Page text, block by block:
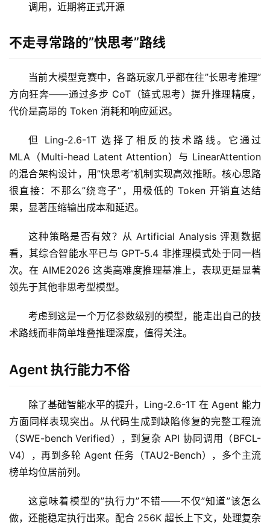
A
I
开
应
用
行
调用，近期将正式开源
不走寻常路的”快思考”路线
当前大模型竞赛中，各路玩家几乎都在往”长思考推理”
方向狂奔——通过多步 CoT（链式思考）提升推理精度，
代价是高昂的 Token 消耗和响应延迟。
但 Ling-2.6-1T 选择了相反的技术路线。它通过
MLA（Multi-head Latent Attention）与 LinearAttention
的混合架构设计，用”快思考”机制实现高效推断。核心思路
很直接：不那么”绕弯子”，用极低的 Token 开销直达结
果，显著压缩输出成本和延迟。
这种策略是否有效？从 Artificial Analysis 评测数据
看，其综合智能水平已与 GPT-5.4 非推理模式处于同一档
次。在 AIME2026 这类高难度推理基准上，表现更是显著
领先于其他非思考型模型。
考虑到这是一个万亿参数级别的模型，能走出自己的技
术路线而非简单堆叠推理深度，值得关注。
Agent 执行能力不俗
除了基础智能水平的提升，Ling-2.6-1T 在 Agent 能力
方面同样表现突出。从代码生成到缺陷修复的完整工程流
（SWE-bench Verified），到复杂 API 协同调用（BFCL-
V4），再到多轮 Agent 任务（TAU2-Bench），多个主流
榜单均位居前列。
这意味着模型的”执行力”不错——不仅”知道”该怎么
做，还能稳定执行出来。配合 256K 超长上下文，处理复杂